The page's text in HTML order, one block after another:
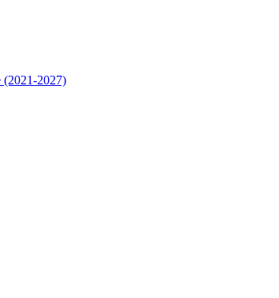
(2021-2027)